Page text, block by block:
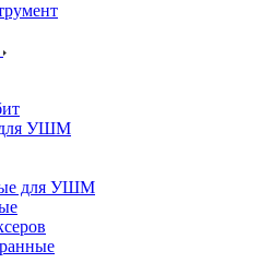
для УШМ
для УШМ